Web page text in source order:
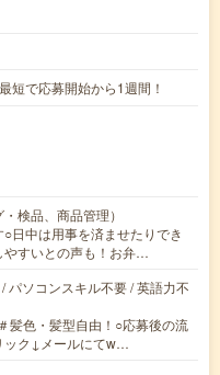
で応募開始から1週間！
検品、商品管理）
日中は用事を済ませたりでき
やすいとの声も！お弁…
パソコンスキル不要 / 英語力不
髪色・髪型自由！○応募後の流
ック↓メールにてw…